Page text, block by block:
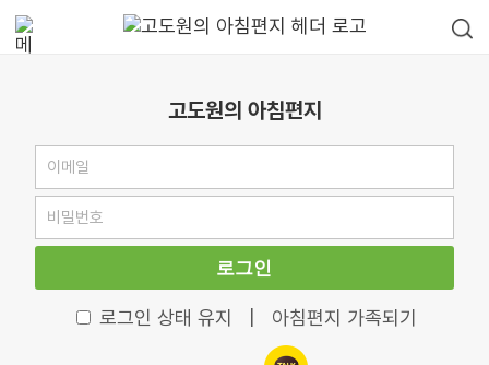
고도원의 아침편지
로그인
로그인 상태 유지 아침편지 가족되기